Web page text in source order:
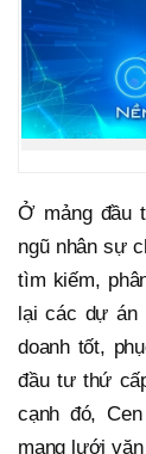
Ở mảng đầu
ngũ nhân sự
tìm kiếm,
lại các dự án
doanh tốt,
đầu tư thứ
cạnh đó,
mạng lưới